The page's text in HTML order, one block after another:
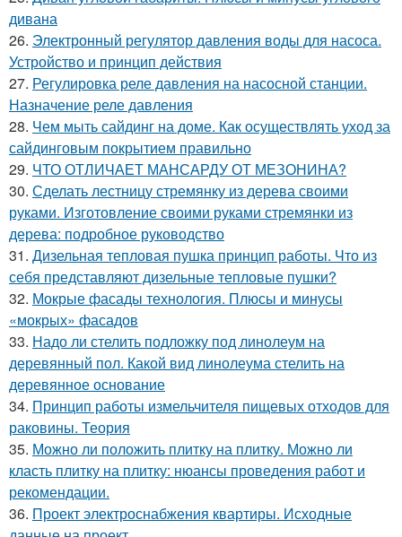
дивана
26. Электронный регулятор давления воды для насоса.
Устройство и принцип действия
27. Регулировка реле давления на насосной станции.
Назначение реле давления
28. Чем мыть сайдинг на доме. Как осуществлять уход за
сайдинговым покрытием правильно
29. ЧТО ОТЛИЧАЕТ МАНСАРДУ ОТ МЕЗОНИНА?
30. Сделать лестницу стремянку из дерева своими
руками. Изготовление своими руками стремянки из
дерева: подробное руководство
31. Дизельная тепловая пушка принцип работы. Что из
себя представляют дизельные тепловые пушки?
32. Мокрые фасады технология. Плюсы и минусы
«мокрых» фасадов
33. Надо ли стелить подложку под линолеум на
деревянный пол. Какой вид линолеума стелить на
деревянное основание
34. Принцип работы измельчителя пищевых отходов для
раковины. Теория
35. Можно ли положить плитку на плитку. Можно ли
класть плитку на плитку: нюансы проведения работ и
рекомендации.
36. Проект электроснабжения квартиры. Исходные